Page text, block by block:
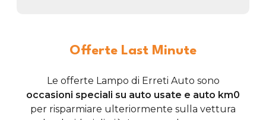
Offerte Last Minute
Le offerte Lampo di Erreti Auto sono
occasioni speciali su auto usate e auto km0
per risparmiare ulteriormente sulla vettura